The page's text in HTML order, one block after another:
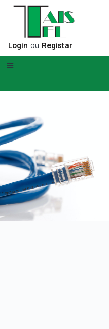
Login ou Registar